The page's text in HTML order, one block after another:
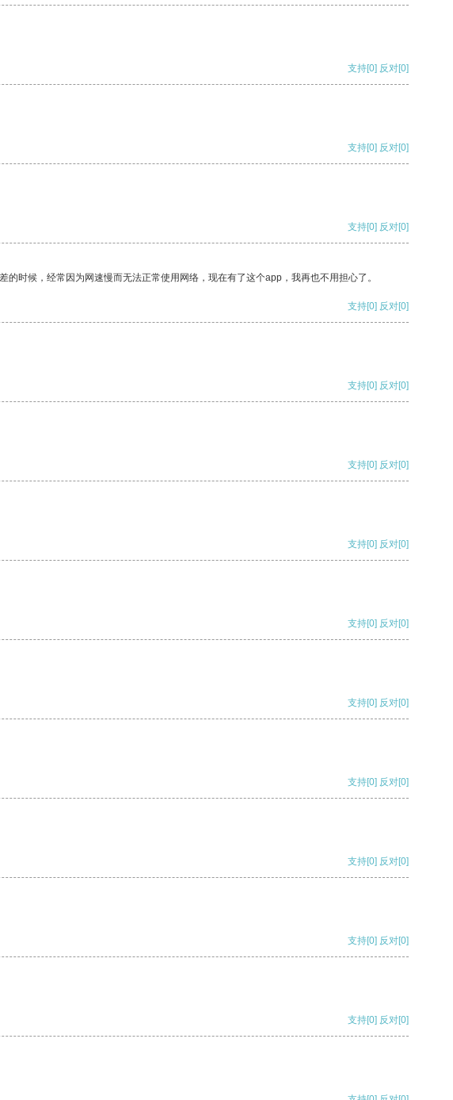
支持[0] 反对[0]
支持[0] 反对[0]
支持[0] 反对[0]
时候，经常因为网速慢而无法正常使用网络，现在有了这个app，我再也不用担心了。
支持[0] 反对[0]
支持[0] 反对[0]
支持[0] 反对[0]
支持[0] 反对[0]
支持[0] 反对[0]
支持[0] 反对[0]
支持[0] 反对[0]
支持[0] 反对[0]
支持[0] 反对[0]
支持[0] 反对[0]